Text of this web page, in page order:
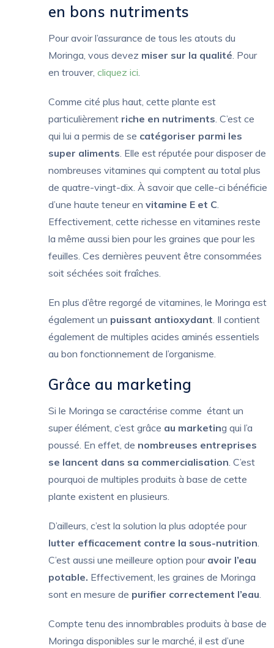
en bons nutriments
Pour avoir l’assurance de tous les atouts du
Moringa, vous devez miser sur la qualité . Pour
en trouver, cliquez ici
Comme cité plus haut, cette plante est
particulièrement riche en nutriments . C’est ce
qui lui a permis de se catégoriser parmi les
super aliments . Elle est réputée pour disposer de
nombreuses vitamines qui comptent au total plus
de quatre-vingt-dix. À savoir que celle-ci bénéficie
d’une haute teneur en vitamine E et C
Effectivement, cette richesse en vitamines reste
la même aussi bien pour les graines que pour les
feuilles. Ces dernières peuvent être consommées
soit séchées soit fraîches.
En plus d’être regorgé de vitamines, le Moringa est
également un puissant antioxydant . Il contient
également de multiples acides aminés essentiels
au bon fonctionnement de l’organisme.
Grâce au marketing
Si le Moringa se caractérise comme étant un
super élément, c’est grâce au marketing qui l’a
poussé. En effet, de nombreuses entreprises
se lancent dans sa commercialisation . C’est
pourquoi de multiples produits à base de cette
plante existent en plusieurs.
D’ailleurs, c’est la solution la plus adoptée pour
lutter efficacement contre la sous-nutrition
C’est aussi une meilleure option pour avoir l’eau
potable. Effectivement, les graines de Moringa
sont en mesure de purifier correctement l’eau
Compte tenu des innombrables produits à base de
Moringa disponibles sur le marché, il est d’une